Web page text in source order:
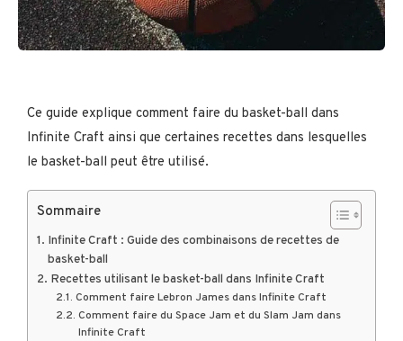
Ce guide explique comment faire du basket-ball dans
Infinite Craft ainsi que certaines recettes dans lesquelles
le basket-ball peut être utilisé.
Sommaire
Infinite Craft : Guide des combinaisons de recettes de
basket-ball
Recettes utilisant le basket-ball dans Infinite Craft
Comment faire Lebron James dans Infinite Craft
Comment faire du Space Jam et du Slam Jam dans
Infinite Craft